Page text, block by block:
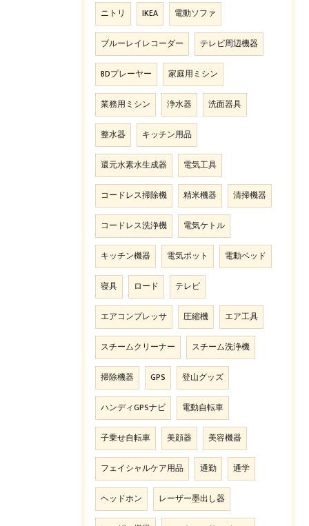
ニトリ IKEA 電動ソファ
ブルーレイレコーダー テレビ周辺機器
BDプレーヤー 家庭用ミシン
業務用ミシン 浄水器 洗面器具
整水器 キッチン用品
還元水素水生成器 電気工具
コードレス掃除機 精米機器 清掃機器
コードレス洗浄機 電気ケトル
キッチン機器 電気ポット 電動ベッド
寝具 ロード テレビ
エアコンプレッサ 圧縮機 エア工具
スチームクリーナー スチーム洗浄機
掃除機器 GPS 登山グッズ
ハンディGPSナビ 電動自転車
子乗せ自転車 美顔器 美容機器
フェイシャルケア用品 通勤 通学
ヘッドホン レーザー墨出し器